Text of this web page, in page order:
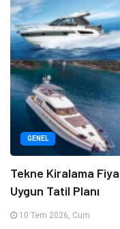
GENEL
Tekne Kiralama
Uygun Tatil Planı
10 Tem 2026, Cum